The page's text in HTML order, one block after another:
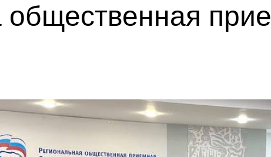
общественная